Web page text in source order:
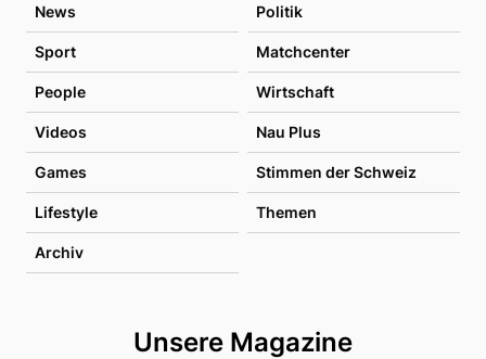
News Politik
Sport Matchcenter
People Wirtschaft
Videos Nau Plus
Games Stimmen der Schweiz
Lifestyle Themen
Archiv
Unsere Magazine